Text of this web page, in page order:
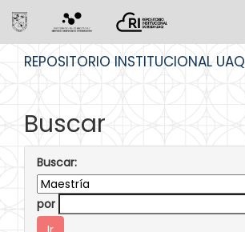
REPOSITORIO INSTITUCIONAL UAQ
Buscar
Buscar:
por